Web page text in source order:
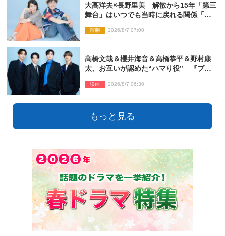
大高洋夫×長野里美 解散から15年「第三
舞台」はいつでも当時に戻れる関係「や
演劇 2026/8/7 07:00
高橋文哉＆櫻井海音＆高橋恭平＆野村康
太、お互いが認めた“ハマり役” 『ブル
映画 2026/8/7 06:30
もっと見る